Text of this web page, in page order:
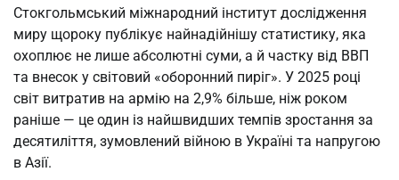
Стокгольмський міжнародний інститут дослідження
миру щороку публікує найнадійнішу статистику, яка
охоплює не лише абсолютні суми, а й частку від ВВП
та внесок у світовий «оборонний пиріг». У 2025 році
світ витратив на армію на 2,9% більше, ніж роком
раніше — це один із найшвидших темпів зростання за
десятиліття, зумовлений війною в Україні та напругою
в Азії.